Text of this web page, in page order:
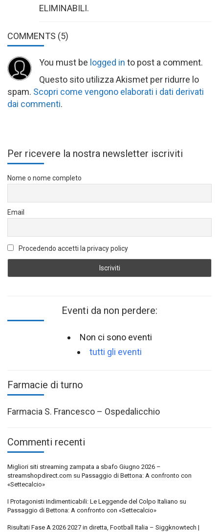
ELIMINABILI.
COMMENTS (5)
You must be logged in to post a comment.
Questo sito utilizza Akismet per ridurre lo
spam. Scopri come vengono elaborati i dati derivati
dai commenti.
Per ricevere la nostra newsletter iscriviti
Nome o nome completo
Email
Procedendo accetti la privacy policy
Eventi da non perdere:
Non ci sono eventi
tutti gli eventi
Farmacie di turno
Farmacia S. Francesco – Ospedalicchio
Commenti recenti
Migliori siti streaming zampata a sbafo Giugno 2026 –
streamshopdirect.com su Passaggio di Bettona: A confronto con
«Settecalcio»
I Protagonisti Indimenticabili: Le Leggende del Colpo Italiano su
Passaggio di Bettona: A confronto con «Settecalcio»
Risultati Fase A 2026 2027 in diretta, Football Italia – Siggknowtech |